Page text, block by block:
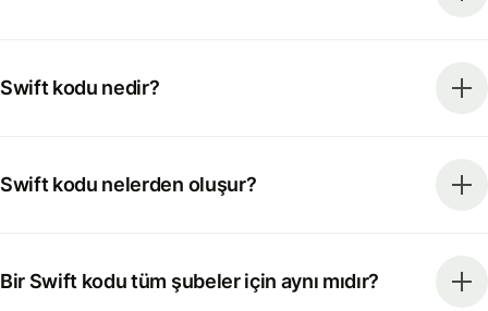
Swift kodu nedir?
Swift kodu nelerden oluşur?
Bir Swift kodu tüm şubeler için aynı mıdır?